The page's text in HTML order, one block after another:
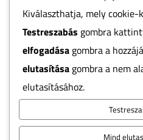
Webhelytérkép
AI-SEO tanúsított
Online marketing és
Bakó Krisztián
AzELIT MEDENCEoldalán
tartalmak szerzői jogvédelem
Kiválaszthatja, mely cookie-
Testreszabás gombra
elfogadása gombra a
elutasítása gombra a nem
elutasításához.
Mind